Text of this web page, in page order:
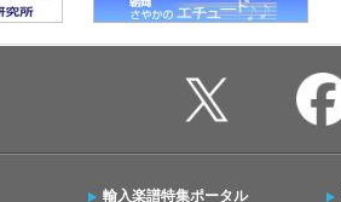
輸入楽譜特集ポータル